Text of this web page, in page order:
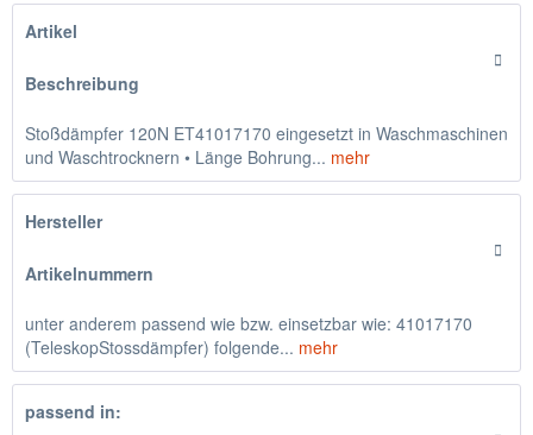
Artikel
Beschreibung
Stoßdämpfer 120N ET41017170 eingesetzt in Waschmaschinen
und Waschtrocknern • Länge Bohrung... mehr
Hersteller
Artikelnummern
unter anderem passend wie bzw. einsetzbar wie: 41017170
(TeleskopStossdämpfer) folgende... mehr
passend in: